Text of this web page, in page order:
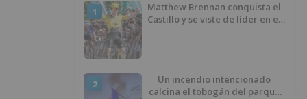
1
Matthew Brennan conquista el
Castillo y se viste de líder en el
2
Un incendio intencionado
calcina el tobogán del parque